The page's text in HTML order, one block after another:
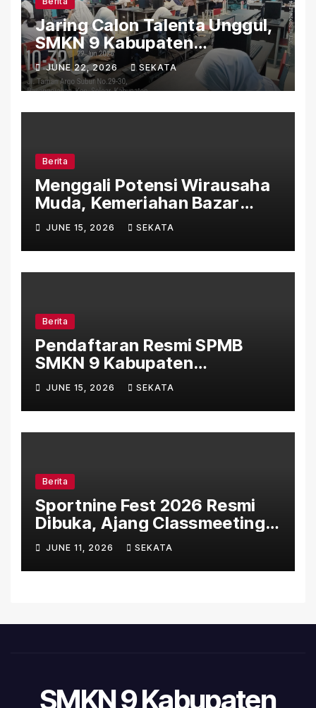
Jaring Calon Talenta Unggul,
SMKN 9 Kabupaten
Tangerang Gelar Tes Khusus
SPMB 2026
JUNE 22, 2026 SEKATA
Berita
Menggali Potensi Wirausaha
Muda, Kemeriahan Bazar
Kelas X Warnai Hari Ketiga
SportNine Fest 2026
JUNE 15, 2026 SEKATA
Berita
Pendaftaran Resmi SPMB
SMKN 9 Kabupaten
Tangerang TA 2026/2027
Resmi Dibuka, Simak Alur dan
Aturannya
JUNE 15, 2026 SEKATA
Berita
Sportnine Fest 2026 Resmi
Dibuka, Ajang Classmeeting
Penuh Semangat dan
Kebersamaan di SMKN 9
Kabupaten Tangerang
JUNE 11, 2026 SEKATA
SMKN 9 Kabupaten